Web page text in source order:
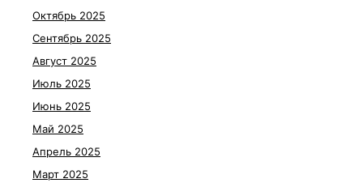
Октябрь 2025
Сентябрь 2025
Август 2025
Июль 2025
Июнь 2025
Май 2025
Апрель 2025
Март 2025